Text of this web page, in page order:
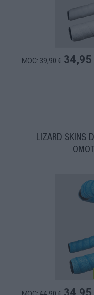
MOC: 39,90 € 34,95
LIZARD SKINS
34,95